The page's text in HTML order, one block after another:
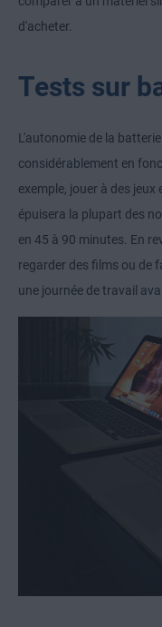
d'acheter.
Tests sur
L'autonomie de la
considérablement en
exemple, jouer à des
épuisera la plupart des
en 45 à 90 minutes. En
regarder des films ou de
une journée de travail